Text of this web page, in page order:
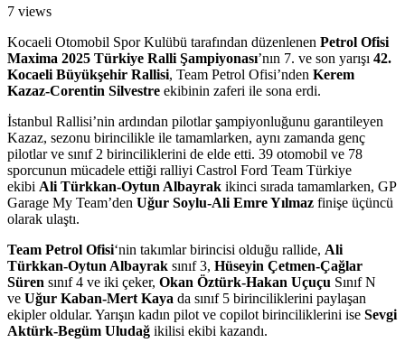
7 views
Kocaeli Otomobil Spor Kulübü tarafından düzenlenen Petrol Ofisi
Maxima 2025 Türkiye Ralli Şampiyonası’nın 7. ve son yarışı 42.
Kocaeli Büyükşehir Rallisi, Team Petrol Ofisi’nden Kerem
Kazaz-Corentin Silvestre ekibinin zaferi ile sona erdi.
İstanbul Rallisi’nin ardından pilotlar şampiyonluğunu garantileyen
Kazaz, sezonu birincilikle ile tamamlarken, aynı zamanda genç
pilotlar ve sınıf 2 birinciliklerini de elde etti. 39 otomobil ve 78
sporcunun mücadele ettiği ralliyi Castrol Ford Team Türkiye
ekibi Ali Türkkan-Oytun Albayrak ikinci sırada tamamlarken, GP
Garage My Team’den Uğur Soylu-Ali Emre Yılmaz finişe üçüncü
olarak ulaştı.
Team Petrol Ofisi‘nin takımlar birincisi olduğu rallide, Ali
Türkkan-Oytun Albayrak sınıf 3, Hüseyin Çetmen-Çağlar
Süren sınıf 4 ve iki çeker, Okan Öztürk-Hakan Uçuçu Sınıf N
ve Uğur Kaban-Mert Kaya da sınıf 5 birinciliklerini paylaşan
ekipler oldular. Yarışın kadın pilot ve copilot birinciliklerini ise Sevgi
Aktürk-Begüm Uludağ ikilisi ekibi kazandı.